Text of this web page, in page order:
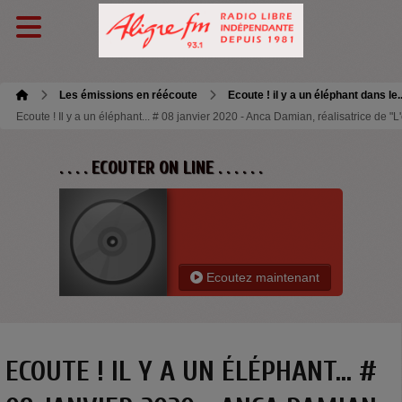
Les émissions en réécoute
Ecoute ! il y a un éléphant dans
Ecoute ! Il y a un éléphant... # 08 janvier 2020 - Anca Damian, réalisatrice de
. . . . ECOUTER ON LINE . . . . . .
Ecoutez maintenant
ECOUTE ! IL Y A UN ÉLÉPHANT... #